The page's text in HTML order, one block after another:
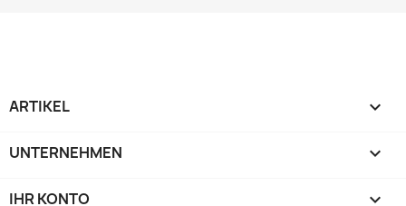
ARTIKEL 
UNTERNEHMEN 
IHR KONTO 